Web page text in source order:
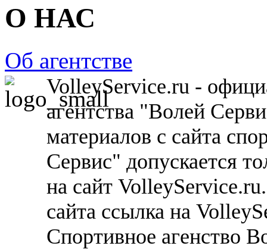
О НАС
Об агентстве
VolleyService.ru -
агентства "Волей
материалов с сайта
Сервис" допускается
на сайт
сайта ссылка на
Спортивное агенство